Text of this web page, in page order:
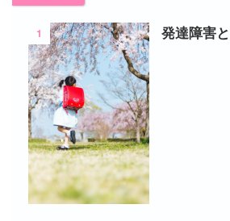
1 発達障害